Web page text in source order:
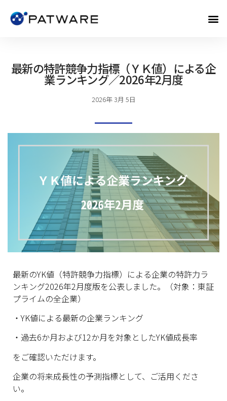
最新の特許競争力指標（ＹＫ値）による企
業ランキング／2026年2月度
2026年 3月 5日
最新のYK値（特許競争力指標） による企業の特許力ラ
ンキング2026年2月度版を公表しました。（対象： 東証
プライムの全企業）
・YK値による最新の企業ランキング
・過去6か月および12か月を対象としたYK値成長率
をご確認いただけます。
企業の将来成長性の予測指標として、ご活用くださ
い。